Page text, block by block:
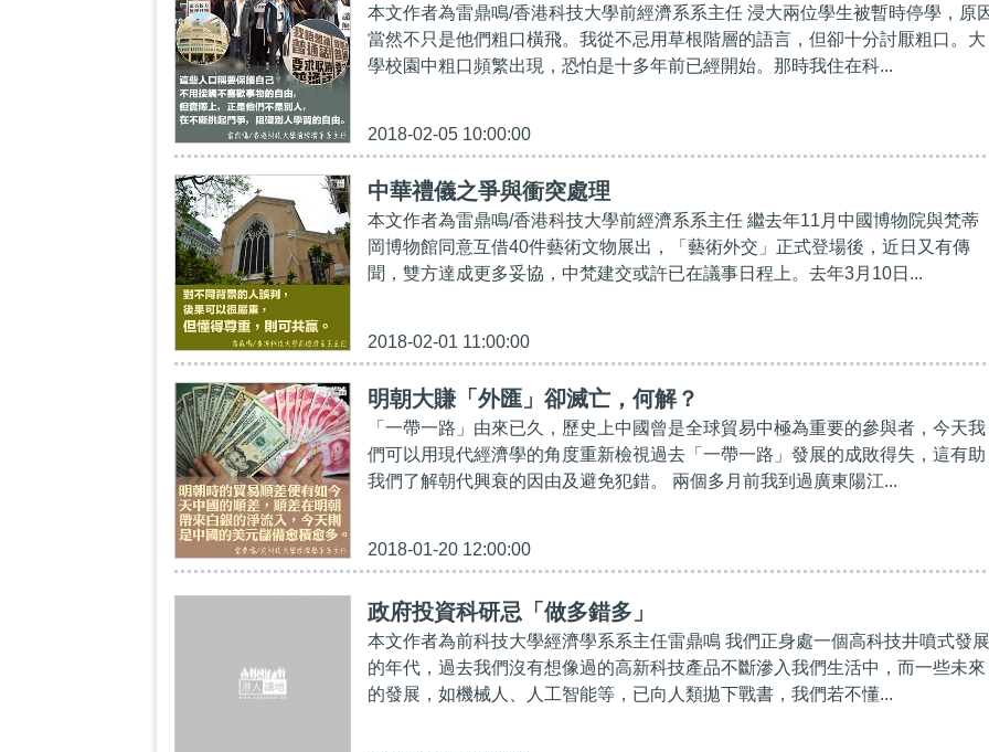
本文作者為雷鼎鳴/香港科技大學前經濟系系主任 浸大兩位學生被暫時停學，原
當然不只是他們粗口橫飛。我從不忌用草根階層的語言，但卻十分討厭粗口。大
學校園中粗口頻繁出現，恐怕是十多年前已經開始。那時我住在科...
2018-02-05 10:00:00
中華禮儀之爭與衝突處理
本文作者為雷鼎鳴/香港科技大學前經濟系系主任 繼去年11月中國博物院與梵蒂
岡博物館同意互借40件藝術文物展出，「藝術外交」正式登場後，近日又有傳
聞，雙方達成更多妥協，中梵建交或許已在議事日程上。去年3月10日...
2018-02-01 11:00:00
明朝大賺「外匯」卻滅亡，何解？
「一帶一路」由來已久，歷史上中國曾是全球貿易中極為重要的參與者，今天我
們可以用現代經濟學的角度重新檢視過去「​一帶一路」發展的成敗得失，這有助
我們了解朝代興衰的因由及避免犯錯。 兩個多月前我到過廣東陽江...
2018-01-20 12:00:00
政府投資科研忌「做多錯多」
本文作者為前科技大學經濟學系系主任雷鼎鳴 我們正身處一個高科技井噴式發展
的年代，過去我們沒有想像過的高新科技產品不斷滲入我們生活中，而一些未來
的發展，如機械人、人工智能等，已向人類拋下戰書，我們若不懂...